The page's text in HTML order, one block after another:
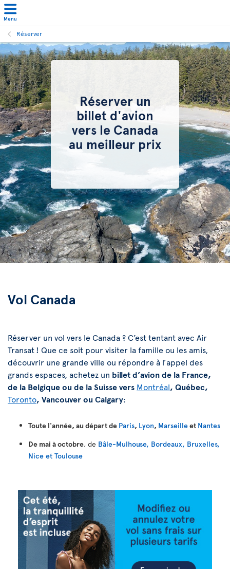
Menu
Réserver
Réserver un
billet d'avion
vers le Canada
au meilleur prix
Vol Canada
Réserver un vol vers le Canada ? C’est tentant avec Air
Transat ! Que ce soit pour visiter la famille ou les amis,
découvrir une grande ville ou répondre à l’appel des
grands espaces, achetez un billet d’avion de la France,
de la Belgique ou de la Suisse vers Montréal, Québec,
Toronto, Vancouver ou Calgary:
Toute l'année, au départ de Paris, Lyon, Marseilleet Nantes
De mai à octobre, de Bâle-Mulhouse, Bordeaux, Bruxelles,
Nice et Toulouse